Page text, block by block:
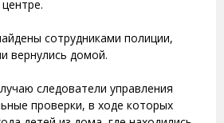
сотрудниками полиции,
вернулись домой.
следователи управления
проверки, в ходе которых